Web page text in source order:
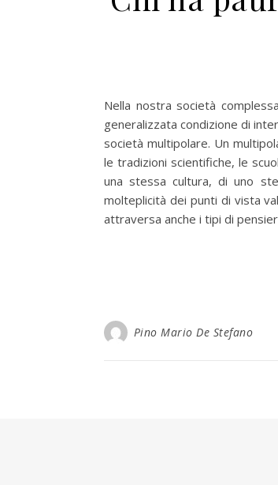
Nella nostra società
generalizzata condizione di
società multipolare. Un
le tradizioni scientifiche, le
una stessa cultura, di uno
molteplicità dei punti di vista
attraversa anche i tipi di
Pino Mario De Stefano